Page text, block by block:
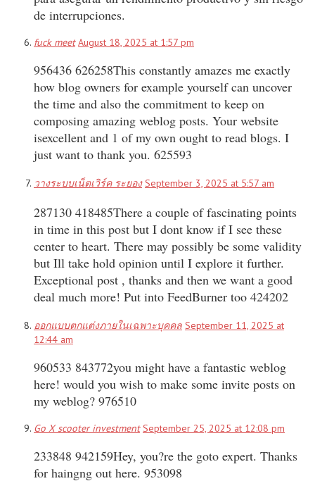
de interrupciones.
fuck meet August 18, 2025 at 1:57 pm
956436 626258This constantly amazes me exactly
how blog owners for example yourself can uncover
the time and also the commitment to keep on
composing amazing weblog posts. Your website
isexcellent and 1 of my own ought to read blogs. I
just want to thank you. 625593
วางระบบเน็ตเวิร์ค ระยอง September 3, 2025 at 5:57 am
287130 418485There a couple of fascinating points
in time in this post but I dont know if I see these
center to heart. There may possibly be some validity
but Ill take hold opinion until I explore it further.
Exceptional post , thanks and then we want a good
deal much more! Put into FeedBurner too 424202
ออกแบบตกแต่งภายในเฉพาะบุคคล September 11, 2025 at
12:44 am
960533 843772you might have a fantastic weblog
here! would you wish to make some invite posts on
my weblog? 976510
Go X scooter investment September 25, 2025 at 12:08 pm
233848 942159Hey, you?re the goto expert. Thanks
for haingng out here. 953098